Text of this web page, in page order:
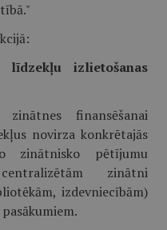
līdzekļu izlietošanas
finansēšanai
novirza konkrētajās
zinātnisko pētījumu
zinātni
izdevniecībām)